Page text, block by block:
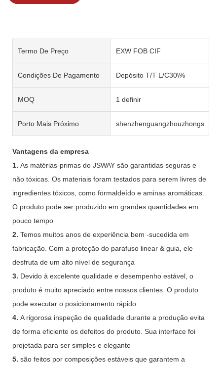
Termo De Preço EXW FOB CIF
Condições De Pagamento Depósito T/T L/C30\%
MOQ 1 definir
Porto Mais Próximo shenzhenguangzhouzhongshan
Vantagens da empresa
1. As matérias-primas do JSWAY são garantidas seguras e
não tóxicas. Os materiais foram testados para serem livres de
ingredientes tóxicos, como formaldeído e aminas aromáticas.
O produto pode ser produzido em grandes quantidades em
pouco tempo
2. Temos muitos anos de experiência bem -sucedida em
fabricação. Com a proteção do parafuso linear & guia, ele
desfruta de um alto nível de segurança
3. Devido à excelente qualidade e desempenho estável, o
produto é muito apreciado entre nossos clientes. O produto
pode executar o posicionamento rápido
4. A rigorosa inspeção de qualidade durante a produção evita
de forma eficiente os defeitos do produto. Sua interface foi
projetada para ser simples e elegante
5. são feitos por composições estáveis ​​que garantem a